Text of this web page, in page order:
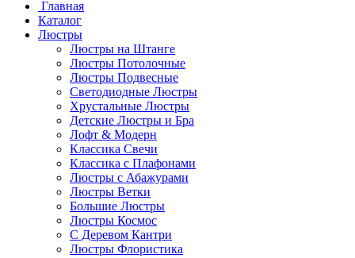
Главная
Каталог
Люстры
Люстры на Штанге
Люстры Потолочные
Люстры Подвесные
Светодиодные Люстры
Хрустальные Люстры
Детские Люстры и Бра
Лофт & Модерн
Классика Свечи
Классика с Плафонами
Люстры с Абажурами
Люстры Ветки
Большие Люстры
Люстры Космос
С Деревом Кантри
Люстры Флористика